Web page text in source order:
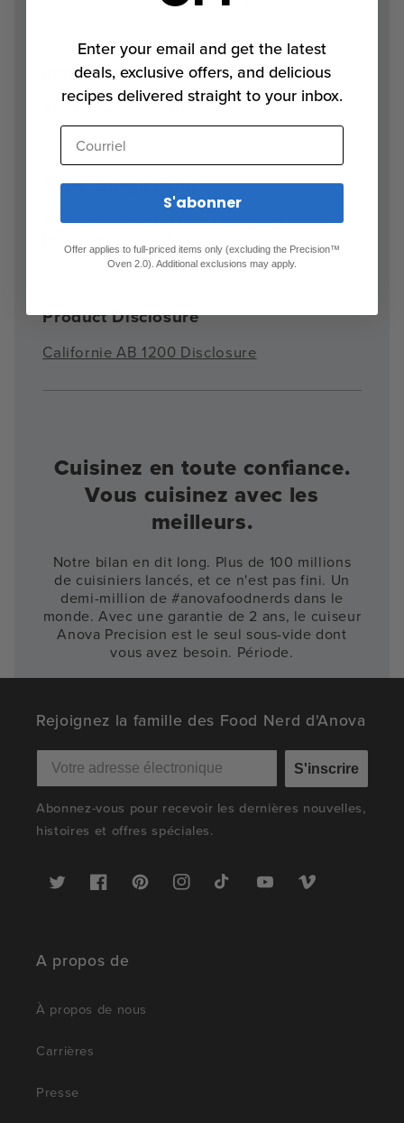
Matériaux
Acier inoxydable 304
Oven Compatibility
Anova Precision™ Oven 1.0,Anova
Product Disclosure
Californie AB 1200 Disclosure
Cuisinez en toute confiance.
Vous cuisinez avec les
meilleurs.
Notre bilan en dit long. Plus de 100 millions
de cuisiniers lancés, et ce n'est pas fini. Un
demi-million de #anovafoodnerds dans le
monde. Avec une garantie de 2 ans, le cuiseur
Anova Precision est le seul sous-vide dont
vous avez besoin. Période.
Rejoignez la famille des Food Nerd d'Anova
S'inscrire
Abonnez-vous pour recevoir les dernières nouvelles,
histoires et offres spéciales.
Twitter FacebookPinterestInstagramTikTok YouTubeVimeo
A propos de
À propos de nous
Carrières
Presse
Enter your email and get the latest
deals, exclusive offers, and delicious
recipes delivered straight to your inbox.
Courriel
S'abonner
Offer applies to full-priced items only (excluding the Precision™
Oven 2.0). Additional exclusions may apply.